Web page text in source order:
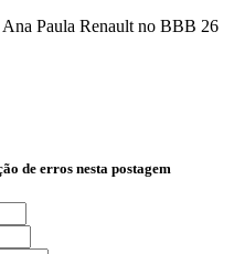
de erros nesta postagem